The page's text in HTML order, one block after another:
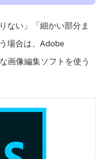
ない」「細かい部分ま
場合は、Adobe
画像編集ソフトを使う